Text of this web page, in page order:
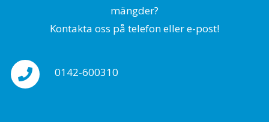
mängder?
Kontakta oss på telefon eller e-post!
0142-600310